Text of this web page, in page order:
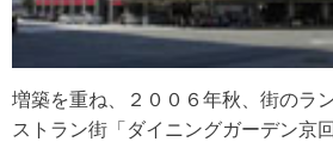
増築を重ね、２００６年秋、街のラ
ストラン街「ダイニングガーデン京